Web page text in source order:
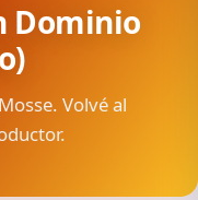
Dominio
Volvé al